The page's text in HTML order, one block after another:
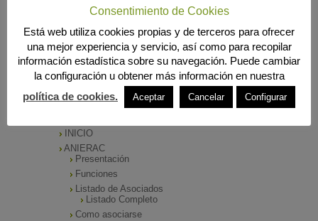
2024 JUL SEP 2026
Búsqueda
INICIO
ANIERAC
Presentación
Funciones
Listado de Asociados
Listado Completo
Como asociarse
Consentimiento de Cookies
Está web utiliza cookies propias y de terceros para ofrecer
una mejor experiencia y servicio, así como para recopilar
información estadística sobre su navegación. Puede cambiar
la configuración u obtener más información en nuestra
política de cookies.
Aceptar Cancelar Configurar